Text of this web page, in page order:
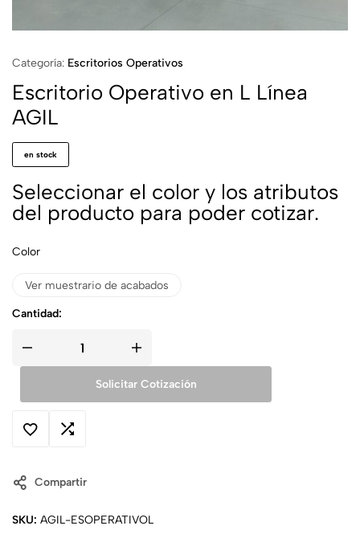
Categoría: Escritorios Operativos
Escritorio Operativo en L Línea
AGIL
en stock
Seleccionar el color y los atributos
del producto para poder cotizar.
Color
Ver muestrario de acabados
Cantidad:
Solicitar Cotización
Compartir
SKU: AGIL-ESOPERATIVOL